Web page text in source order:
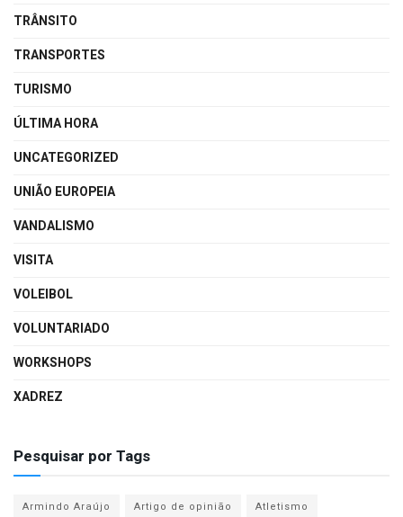
TRÂNSITO
TRANSPORTES
TURISMO
ÚLTIMA HORA
UNCATEGORIZED
UNIÃO EUROPEIA
VANDALISMO
VISITA
VOLEIBOL
VOLUNTARIADO
WORKSHOPS
XADREZ
Pesquisar por Tags
Armindo Araújo Artigo de opinião
Atletismo